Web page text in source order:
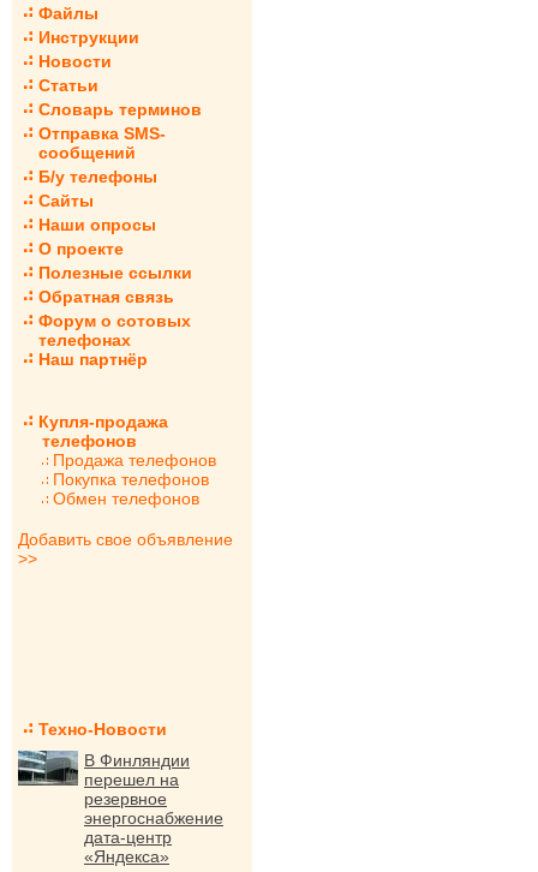
Файлы
Инструкции
Новости
Статьи
Словарь терминов
Отправка SMS-
сообщений
Б/у телефоны
Сайты
Наши опросы
О проекте
Полезные ссылки
Обратная связь
Форум о сотовых
телефонах
Наш партнёр
Купля-продажа
телефонов
Продажа телефонов
Покупка телефонов
Обмен телефонов
Добавить свое объявление
>>
Техно-Новости
В Финляндии
перешел на
резервное
энергоснабжение
дата-центр
«Яндекса»